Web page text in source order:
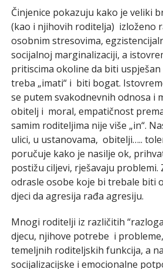
Činjenice pokazuju kako je veliki
(kao i njihovih roditelja) izloženo
osobnim stresovima,
socijalnoj marginalizaciji, a
pritiscima okoline da biti
treba „imati“ i biti bogat.
se putem svakodnevnih odnosa i
obitelj i moral, empatičnost
samim roditeljima nije više „in“.
ulici, u ustanovama, obitelji…..
poručuje kako je nasilje ok,
postižu ciljevi, rješavaju problemi.
odrasle osobe koje bi trebale biti
djeci da agresija rađa agresiju.
Mnogi roditelji iz različitih
djecu, njihove potrebe i
temeljnih roditeljskih funkcija, a
socijalizacijske i emocionalne